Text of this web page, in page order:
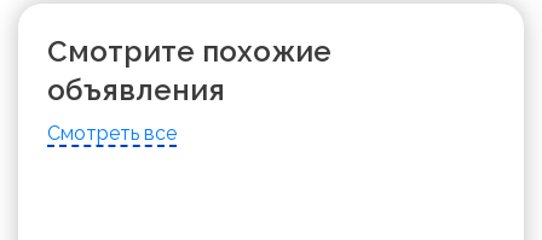
Смотрите похожие
объявления
Смотреть все